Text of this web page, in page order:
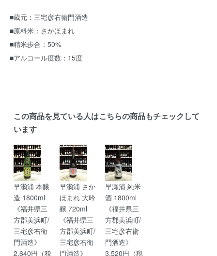
■蔵元：三宅彦右衛門酒造
■原料米：さかほまれ
■精米歩合：50%
■アルコール度数：15度
この商品を見ている人はこちらの商品もチェックして
います
早瀬浦 本醸
造 1800ml
《福井県三
方郡美浜町/
三宅彦右衛
門酒造》
2,640円（税
早瀬浦 さか
ほまれ 大吟
醸 720ml
《福井県三
方郡美浜町/
三宅彦右衛
門酒造》
早瀬浦 純米
酒 1800ml
《福井県三
方郡美浜町/
三宅彦右衛
門酒造》
3,520円（税